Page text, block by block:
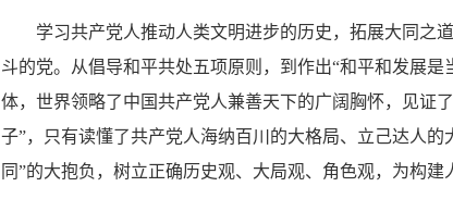
学习共产党人推动人类文明进步的历史，拓展大同之
斗的党。从倡导和平共处五项原则，到作出“和平和发展
体，世界领略了中国共产党人兼善天下的广阔胸怀，见证
子”，只有读懂了共产党人海纳百川的大格局、立己达人
同”的大抱负，树立正确历史观、大局观、角色观，为构建